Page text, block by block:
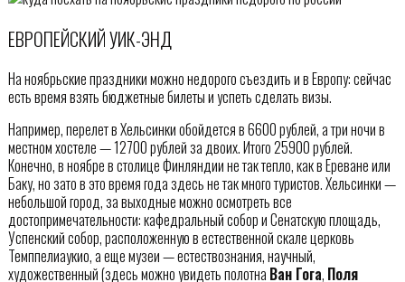
ЕВРОПЕЙСКИЙ УИК-ЭНД
На ноябрьские праздники можно недорого съездить и в Европу: сейчас
есть время взять бюджетные билеты и успеть сделать визы.
Например, перелет в Хельсинки обойдется в 6600 рублей, а три ночи в
местном хостеле — 12700 рублей за двоих. Итого 25900 рублей.
Конечно, в ноябре в столице Финляндии не так тепло, как в Ереване или
Баку, но зато в это время года здесь не так много туристов. Хельсинки —
небольшой город, за выходные можно осмотреть все
достопримечательности: кафедральный собор и Сенатскую площадь,
Успенский собор, расположенную в естественной скале церковь
Темппелиаукио, а еще музеи — естествознания, научный,
художественный (здесь можно увидеть полотна Ван Гога, Поля